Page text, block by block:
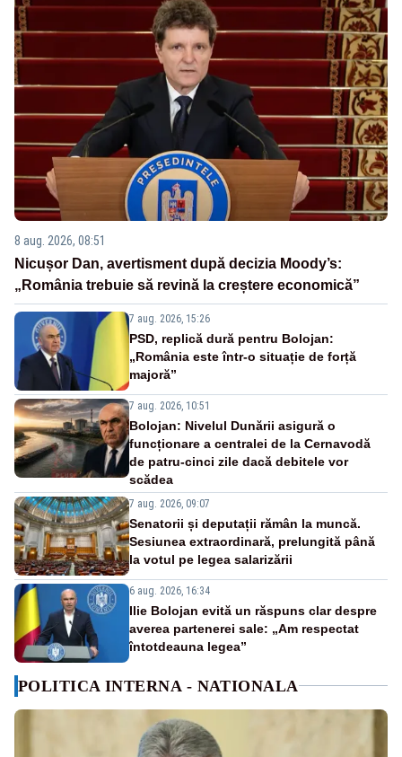
8 aug. 2026, 08:51
Nicușor Dan, avertisment după decizia Moody’s:
„România trebuie să revină la creștere economică”
7 aug. 2026, 15:26
PSD, replică dură pentru Bolojan:
„România este într-o situație de forță
majoră”
7 aug. 2026, 10:51
Bolojan: Nivelul Dunării asigură o
funcționare a centralei de la Cernavodă
de patru-cinci zile dacă debitele vor
scădea
7 aug. 2026, 09:07
Senatorii și deputații rămân la muncă.
Sesiunea extraordinară, prelungită până
la votul pe legea salarizării
6 aug. 2026, 16:34
Ilie Bolojan evită un răspuns clar despre
averea partenerei sale: „Am respectat
întotdeauna legea”
POLITICA INTERNA - NATIONALA